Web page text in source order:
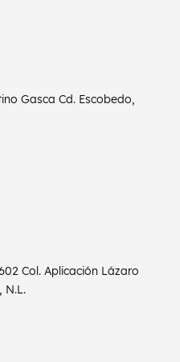
GascaCd. Escobedo,
Col. Aplicación Lázaro
N.L.